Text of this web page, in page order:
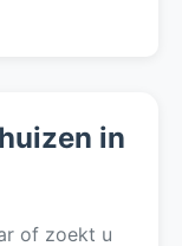
in
of zoekt u